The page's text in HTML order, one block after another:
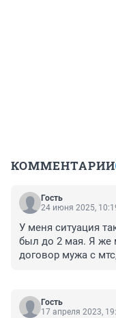
КОММЕНТАРИИ
Гость
24 июня 2025,
У меня ситуация
был до 2 мая. Я же
договор мужа с
умер есть. Если
Мтс никогда не
но все счета и гос
Гость
17 апреля 2023,